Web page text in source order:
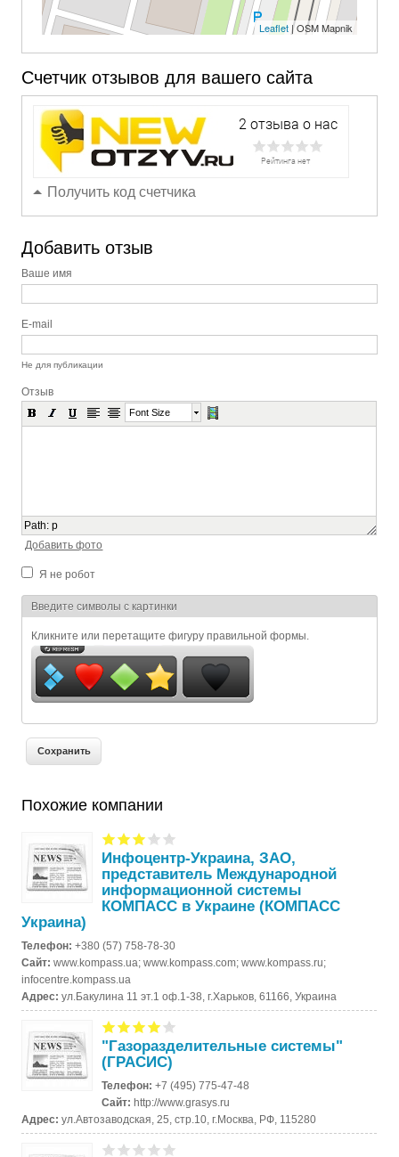
Leaflet| OSM Mapnik
Счетчик отзывов для вашего сайта
Получить код счетчика
Добавить отзыв
Ваше имя
E-mail
Не для публикации
Отзыв
Font Size
Path:p
Добавить фото
Я не робот
Я спамер
Введите символы с картинки
Кликните или перетащите фигуру правильной формы.
Похожие компании
Инфоцентр-Украина, ЗАО,
представитель Международной
информационной системы
КОМПАСС в Украине (КОМПАСС
Украина)
Телефон:+380 (57) 758-78-30
Сайт:www.kompass.ua; www.kompass.com; www.kompass.ru;
infocentre.kompass.ua
Адрес:ул.Бакулина 11 эт.1 оф.1-38, г.Харьков, 61166, Украина
"Газоразделительные системы"
(ГРАСИС)
Телефон:+7 (495) 775-47-48
Сайт:http://www.grasys.ru
Адрес:ул.Автозаводская, 25, стр.10, г.Москва, РФ, 115280